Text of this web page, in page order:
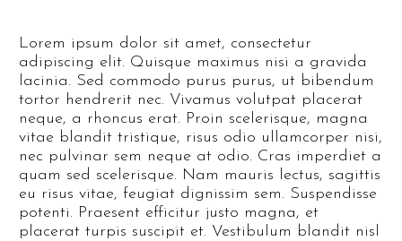
Lorem ipsum dolor sit amet, consectetur
adipiscing elit. Quisque maximus nisi a gravida
lacinia. Sed commodo purus purus, ut bibendum
tortor hendrerit nec. Vivamus volutpat placerat
neque, a rhoncus erat. Proin scelerisque, magna
vitae blandit tristique, risus odio ullamcorper nisi,
nec pulvinar sem neque at odio. Cras imperdiet a
quam sed scelerisque. Nam mauris lectus, sagittis
eu risus vitae, feugiat dignissim sem. Suspendisse
potenti. Praesent efficitur justo magna, et
placerat turpis suscipit et. Vestibulum blandit nisl